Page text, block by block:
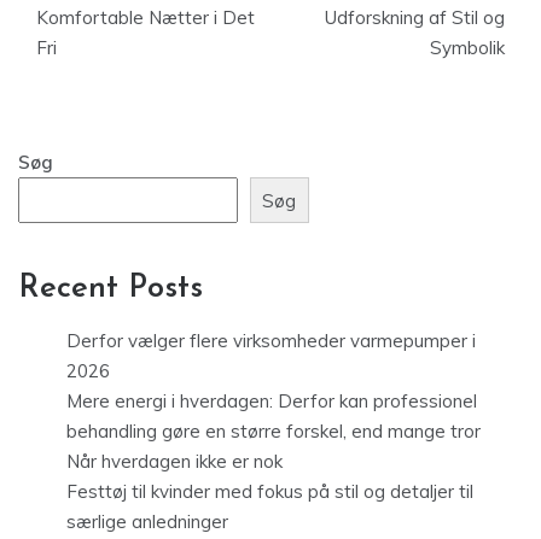
Komfortable Nætter i Det
Fri
Udforskning af Stil og
Symbolik
Søg
Søg
Recent Posts
Derfor vælger flere virksomheder varmepumper i
2026
Mere energi i hverdagen: Derfor kan professionel
behandling gøre en større forskel, end mange tror
Når hverdagen ikke er nok
Festtøj til kvinder med fokus på stil og detaljer til
særlige anledninger